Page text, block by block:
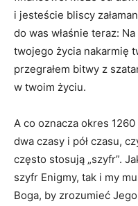
i jesteście bliscy
do was właśnie teraz:
twojego życia nakarmię
przegrałem bitwy z
w twoim życiu.
A co oznacza okres
dwa czasy i pół czasu,
często stosują „szyfr”.
szyfr Enigmy, tak i my
Boga, by zrozumieć